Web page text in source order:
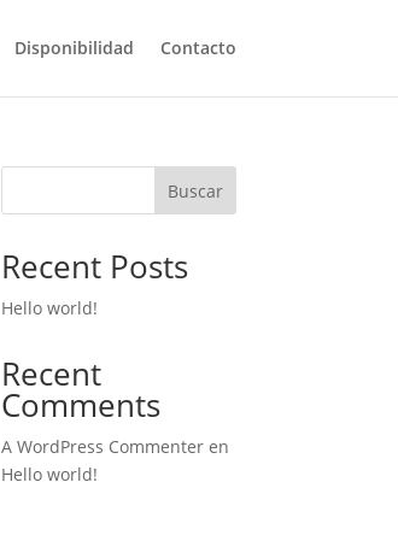
Disponibilidad Contacto
Buscar
Recent Posts
Hello world!
Recent
Comments
A WordPress Commenter en
Hello world!